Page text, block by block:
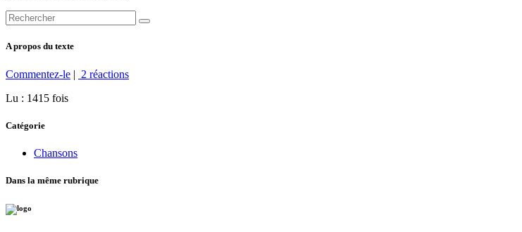
A propos du texte
Commentez-le | 2 réactions
Lu : 1415 fois
Catégorie
Chansons
Dans la même rubrique